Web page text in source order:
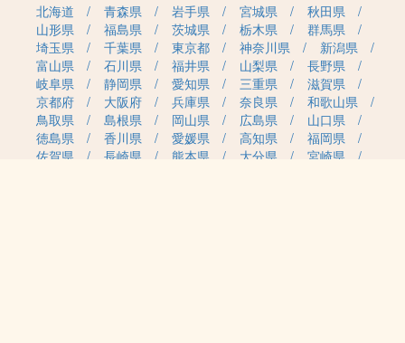
北海道 青森県 岩手県 宮城県
秋田県
山形県
福島県 茨城県 栃木県
群馬県
埼玉県
千葉県 東京都 神奈川県
新潟県
富山県
石川県 福井県 山梨県
長野県
岐阜県
静岡県 愛知県 三重県
滋賀県
京都府
大阪府 兵庫県 奈良県
和歌山県
鳥取県
島根県 岡山県 広島県
山口県
徳島県
香川県 愛媛県 高知県
福岡県
佐賀県
長崎県 熊本県 大分県
宮崎県